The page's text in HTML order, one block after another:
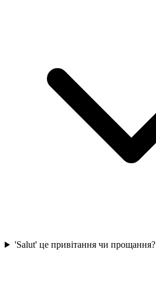
'Salut' це привітання чи прощання?